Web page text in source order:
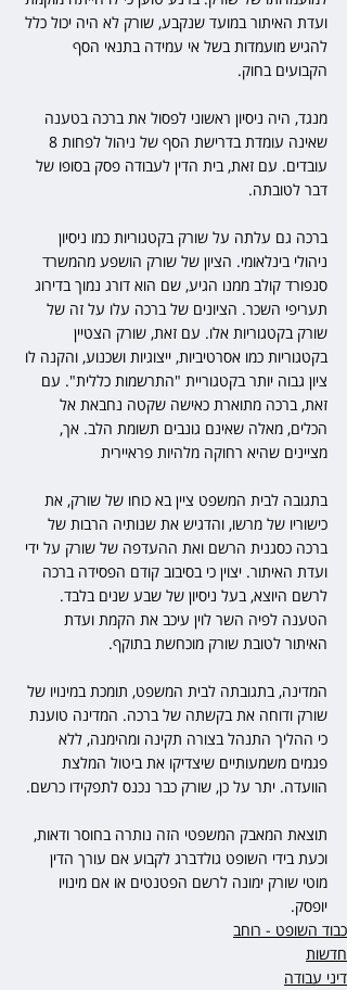
ועדת האיתור במועד שנקבע, שורק לא היה יכול כלל
להגיש מועמדות בשל אי עמידה בתנאי הסף
הקבועים בחוק.
מנגד, היה ניסיון ראשוני לפסול את ברכה בטענה
עובדים. עם זאת, בית הדין לעבודה פסק בסופו של
דבר לטובתה.
ברכה גם עלתה על שורק בקטגוריות כמו ניסיון
ניהולי בינלאומי. הציון של שורק הושפע מהמשרד
סנפורד קולב ממנו הגיע, שם הוא דורג נמוך בדירוג
תעריפי השכר. הציונים של ברכה עלו על זה של
שורק בקטגוריות אלו. עם זאת, שורק הצטיין
בקטגוריות כמו אסרטיביות, ייצוגיות ושכנוע, והקנה לו
ציון גבוה יותר בקטגוריית "התרשמות כללית". עם
זאת, ברכה מתוארת כאישה שקטה נחבאת אל
הכלים, מאלה שאינם גונבים תשומת הלב. אך,
מציינים שהיא רחוקה מלהיות פראיירית
בתגובה לבית המשפט ציין בא כוחו של שורק, את
כישוריו של מרשו, והדגיש את שנותיה הרבות של
ברכה כסגנית הרשם ואת ההעדפה של שורק על ידי
ועדת האיתור. יצוין כי בסיבוב קודם הפסידה ברכה
לרשם היוצא, בעל ניסיון של שבע שנים בלבד.
הטענה לפיה השר לוין עיכב את הקמת ועדת
האיתור לטובת שורק מוכחשת בתוקף.
המדינה, בתגובתה לבית המשפט, תומכת במינויו של
שורק ודוחה את בקשתה של ברכה. המדינה טוענת
כי ההליך התנהל בצורה תקינה ומהימנה, ללא
פגמים משמעותיים שיצדיקו את ביטול המלצת
הוועדה. יתר על כן, שורק כבר נכנס לתפקידו כרשם.
תוצאת המאבק המשפטי הזה נותרה בחוסר ודאות,
וכעת בידי השופט גולדברג לקבוע אם עורך הדין
מוטי שורק ימונה לרשם הפטנטים או אם מינויו
יופסק.
כבוד השופט - רוחב
חדשות
דיני עבודה